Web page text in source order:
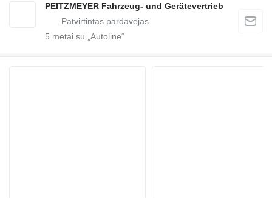
PEITZMEYER Fahrzeug- und Gerätevertrieb
5 metai su „Autoline“